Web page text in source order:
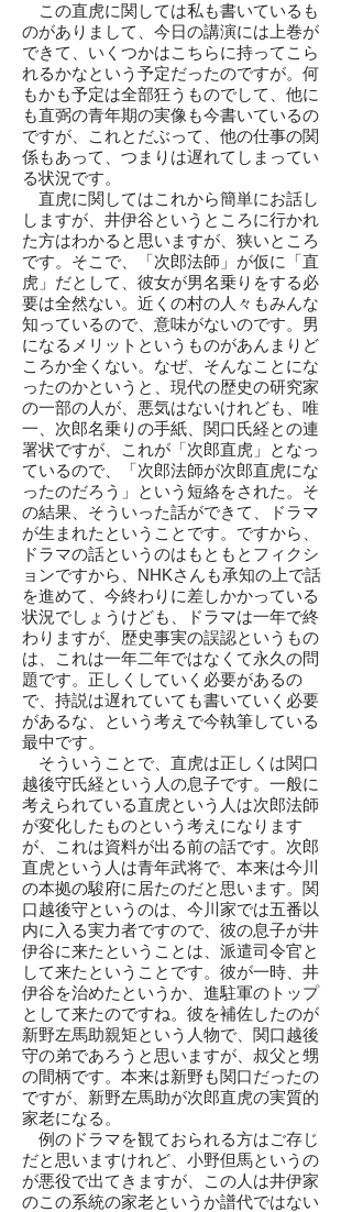
この直虎に関しては私も書いているも
のがありまして、今日の講演には上巻が
できて、いくつかはこちらに持ってこら
れるかなという予定だったのですが。何
もかも予定は全部狂うものでして、他に
も直弼の青年期の実像も今書いているの
ですが、これとだぶって、他の仕事の関
係もあって、つまりは遅れてしまってい
る状況です。
直虎に関してはこれから簡単にお話し
しますが、井伊谷というところに行かれ
た方はわかると思いますが、狭いところ
です。そこで、「次郎法師」が仮に「直
虎」だとして、彼女が男名乗りをする必
要は全然ない。近くの村の人々もみんな
知っているので、意味がないのです。男
になるメリットというものがあんまりど
ころか全くない。なぜ、そんなことにな
ったのかというと、現代の歴史の研究家
の一部の人が、悪気はないけれども、唯
一、次郎名乗りの手紙、関口氏経との連
署状ですが、これが「次郎直虎」となっ
ているので、「次郎法師が次郎直虎にな
ったのだろう」という短絡をされた。そ
の結果、そういった話ができて、ドラマ
が生まれたということです。ですから、
ドラマの話というのはもともとフィクシ
ョンですから、NHKさんも承知の上で話
を進めて、今終わりに差しかかっている
状況でしょうけども、ドラマは一年で終
わりますが、歴史事実の誤認というもの
は、これは一年二年ではなくて永久の問
題です。正しくしていく必要があるの
で、持説は遅れていても書いていく必要
があるな、という考えで今執筆している
最中です。
そういうことで、直虎は正しくは関口
越後守氏経という人の息子です。一般に
考えられている直虎という人は次郎法師
が変化したものという考えになります
が、これは資料が出る前の話です。次郎
直虎という人は青年武将で、本来は今川
の本拠の駿府に居たのだと思います。関
口越後守というのは、今川家では五番以
内に入る実力者ですので、彼の息子が井
伊谷に来たということは、派遣司令官と
して来たということです。彼が一時、井
伊谷を治めたというか、進駐軍のトップ
として来たのですね。彼を補佐したのが
新野左馬助親矩という人物で、関口越後
守の弟であろうと思いますが、叔父と甥
の間柄です。本来は新野も関口だったの
ですが、新野左馬助が次郎直虎の実質的
家老になる。
例のドラマを観ておられる方はご存じ
だと思いますけれど、小野但馬というの
が悪役で出てきますが、この人は井伊家
のこの系統の家老というか譜代ではない